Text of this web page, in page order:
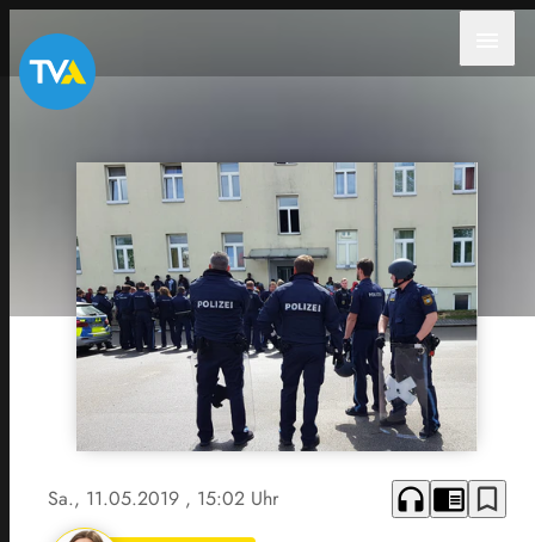
Sa., 11.05.2019 , 15:02 Uhr headphones chrome_reader_mode bookmark_border